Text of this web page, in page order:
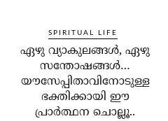
SPIRITUAL LIFE
ഏഴു വ്യാകുലങ്ങള്‍, ഏഴു
സന്തോഷങ്ങള്‍…
യൗസേപ്പിതാവിനോടുള്ള
ഭക്തിക്കായി ഈ
പ്രാര്‍ത്ഥന ചൊല്ലൂ..